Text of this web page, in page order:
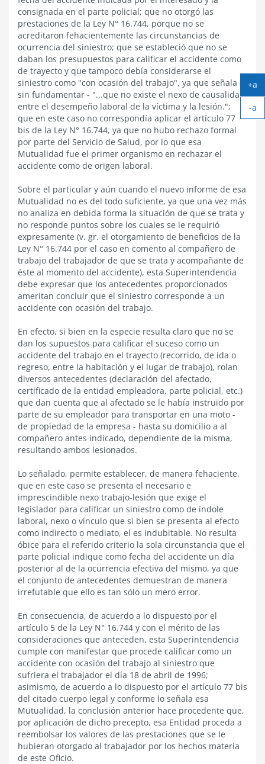
consignada en el parte policial; que no otorgó las
prestaciones de la Ley N° 16.744, porque no se
acreditaron fehacientemente las circunstancias de
ocurrencia del siniestro; que se estableció que no se
daban los presupuestos para calificar el accidente como
de trayecto y que tampoco debía considerarse el
siniestro como "con ocasión del trabajo", ya que señala -
sin fundamentar - "...que no existe el nexo de causalidad
entre el desempeño laboral de la víctima y la lesión.";
que en este caso no correspondía aplicar el artículo 77
bis de la Ley N° 16.744, ya que no hubo rechazo formal
por parte del Servicio de Salud, por lo que esa
Mutualidad fue el primer organismo en rechazar el
accidente como de origen laboral.
Sobre el particular y aún cuando el nuevo informe de esa
Mutualidad no es del todo suficiente, ya que una vez más
no analiza en debida forma la situación de que se trata y
no responde puntos sobre los cuales se le requirió
expresamente (v. gr. el otorgamiento de beneficios de la
Ley N° 16.744 por el caso en comento al compañero de
trabajo del trabajador de que se trata y acompañante de
éste al momento del accidente), esta Superintendencia
debe expresar que los antecedentes proporcionados
ameritan concluir que el siniestro corresponde a un
accidente con ocasión del trabajo.
En efecto, si bien en la especie resulta claro que no se
dan los supuestos para calificar el suceso como un
accidente del trabajo en el trayecto (recorrido, de ida o
regreso, entre la habitación y el lugar de trabajo), rolan
diversos antecedentes (declaración del afectado,
certificado de la entidad empleadora, parte policial, etc.)
que dan cuenta que al afectado se le había instruido por
parte de su empleador para transportar en una moto -
de propiedad de la empresa - hasta su domicilio a al
compañero antes indicado, dependiente de la misma,
resultando ambos lesionados.
Lo señalado, permite establecer, de manera fehaciente,
que en este caso se presenta el necesario e
imprescindible nexo trabajo-lesión que exige el
legislador para calificar un siniestro como de índole
laboral, nexo o vínculo que si bien se presenta al efecto
como indirecto o mediato, el es indubitable. No resulta
óbice para el referido criterio la sola circunstancia que el
parte policial indique como fecha del accidente un día
posterior al de la ocurrencia efectiva del mismo, ya que
el conjunto de antecedentes demuestran de manera
irrefutable que ello es tan sólo un mero error.
En consecuencia, de acuerdo a lo dispuesto por el
artículo 5 de la Ley N° 16.744 y con el mérito de las
consideraciones que anteceden, esta Superintendencia
cumple con manifestar que procede calificar como un
accidente con ocasión del trabajo al siniestro que
sufriera el trabajador el día 18 de abril de 1996;
asimismo, de acuerdo a lo dispuesto por el artículo 77 bis
del citado cuerpo legal y conforme lo señala esa
Mutualidad, la conclusión anterior hace procedente que,
por aplicación de dicho precepto, esa Entidad proceda a
reembolsar los valores de las prestaciones que se le
hubieran otorgado al trabajador por los hechos materia
de este Oficio.
+a
-a